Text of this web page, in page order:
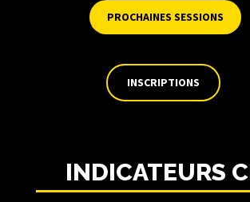
PROCHAINES SESSIONS
INSCRIPTIONS
INDICATEURS